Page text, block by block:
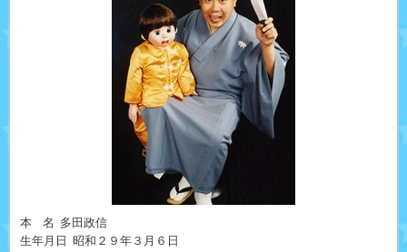
本 名 多田政信
生年月日 昭和２９年３月６日